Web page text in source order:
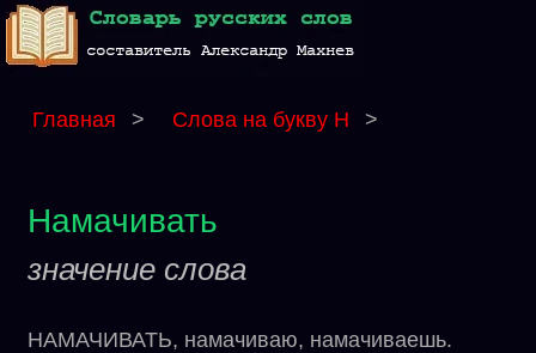
Главная > Слова на букву Н >
Намачивать
значение слова
НАМАЧИВАТЬ, намачиваю, намачиваешь.